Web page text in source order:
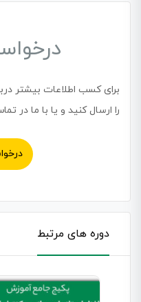
برای کسب اطلاعات بیشتر
را ارسال کنید و یا با ما در
دوره های مرتبط